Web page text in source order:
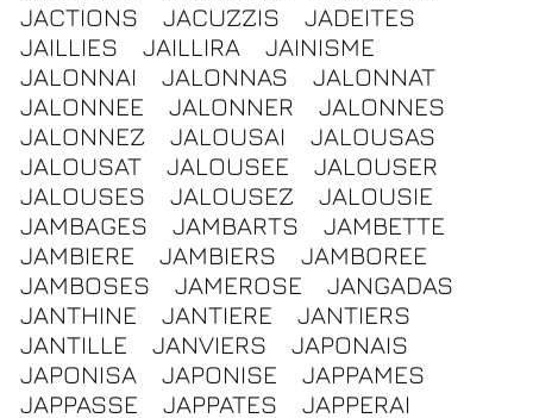
JACTIONS
JACUZZIS
JADEITES
JAILLIES
JAILLIRA
JAINISME
JALONNAI
JALONNAS
JALONNAT
JALONNEE
JALONNER
JALONNES
JALONNEZ
JALOUSAI
JALOUSAS
JALOUSAT
JALOUSEE
JALOUSER
JALOUSES
JALOUSEZ
JALOUSIE
JAMBAGES
JAMBARTS
JAMBETTE
JAMBIERE
JAMBIERS
JAMBOREE
JAMBOSES
JAMEROSE
JANGADAS
JANTHINE
JANTIERE
JANTIERS
JANTILLE
JANVIERS
JAPONAIS
JAPONISA
JAPONISE
JAPPAMES
JAPPASSE
JAPPATES
JAPPERAI